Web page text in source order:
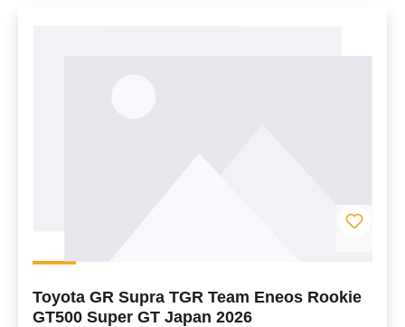
Toyota GR Supra TGR Team Eneos Rookie
GT500 Super GT Japan 2026